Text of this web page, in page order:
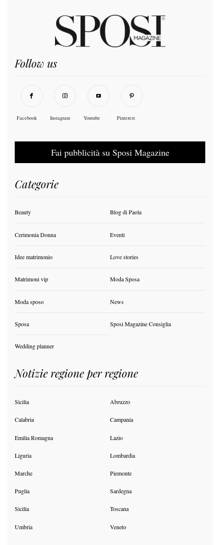
Follow us
Facebook Instagram Youtube Pinterest
Fai pubblicità su Sposi Magazine
Categorie
Beauty Blog di Paola
Cerimonia Donna Eventi
Idee matrimonio Love stories
Matrimoni vip Moda Sposa
Moda sposo News
Sposa Sposi Magazine Consiglia
Wedding planner
Notizie regione per regione
Sicilia Abruzzo
Calabria Campania
Emilia Romagna Lazio
Liguria Lombardia
Marche Piemonte
Puglia Sardegna
Sicilia Toscana
Umbria Veneto